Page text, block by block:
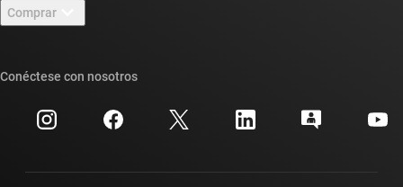
Sala de redacción
Eventos
Relaciones con los inversionistas
Foros de soporte de diseño de TI E2E™
Búsqueda de referencias cruzadas
Centro de atención al cliente
Comprar
Preguntas frecuentes sobre pedidos
Conéctese con nosotros